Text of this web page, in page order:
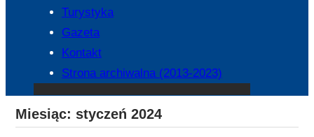
Turystyka
Gazeta
Kontakt
Strona archiwalna (2013-2023)
Miesiąc: styczeń 2024